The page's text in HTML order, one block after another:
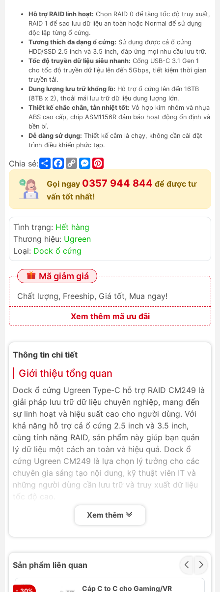
Hỗ trợ RAID linh hoạt: Chọn RAID 0 để tăng tốc độ truy xuất,
RAID 1 để sao lưu dữ liệu an toàn hoặc Normal để sử dụng
độc lập từng ổ cứng.
Tương thích đa dạng ổ cứng: Sử dụng được cả ổ cứng
HDD/SSD 2.5 inch và 3.5 inch, đáp ứng mọi nhu cầu lưu trữ.
Tốc độ truyền dữ liệu siêu nhanh: Cổng USB-C 3.1 Gen 1
cho tốc độ truyền dữ liệu lên đến 5Gbps, tiết kiệm thời gian
truyền tải.
Dung lượng lưu trữ khổng lồ: Hỗ trợ ổ cứng lên đến 16TB
(8TB x 2), thoải mái lưu trữ dữ liệu dung lượng lớn.
Thiết kế chắc chắn, tản nhiệt tốt: Vỏ hợp kim nhôm và nhựa
ABS cao cấp, chip ASM1156R đảm bảo hoạt động ổn định và
bền bỉ.
Dễ dàng sử dụng: Thiết kế cắm là chạy, không cần cài đặt
trình điều khiển phức tạp.
Chia sẻ: ShareFacebook
Copy
Link
Messenger
Gọi ngay 0357 944 844 để được tư
vấn tốt nhất!
Tình trạng: Hết hàng
Thương hiệu: Ugreen
Loại: Dock ổ cứng
Mã giảm giá
Chất lượng, Freeship, Giá tốt, Mua ngay!
Xem thêm mã ưu đãi
Thông tin chi tiết
Giới thiệu tổng quan
Dock ổ cứng Ugreen Type-C hỗ trợ RAID CM249 là
giải pháp lưu trữ dữ liệu chuyên nghiệp, mang đến
sự linh hoạt và hiệu suất cao cho người dùng. Với
khả năng hỗ trợ cả ổ cứng 2.5 inch và 3.5 inch,
cùng tính năng RAID, sản phẩm này giúp bạn quản
lý dữ liệu một cách an toàn và hiệu quả. Dock ổ
cứng Ugreen CM249 là lựa chọn lý tưởng cho các
chuyên gia sáng tạo nội dung, kỹ thuật viên IT và
những người dùng cần lưu trữ và truy xuất dữ liệu
tốc độ cao.
Thông số kỹ thuật
HDD/SSD
Cổng kết nối:USB-C 3.1 Gen 1
Xem thêm
Sản phẩm liên quan
Cáp C to C cho Gaming/VR